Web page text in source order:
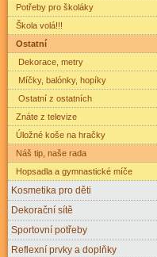
Potřeby pro školáky
Škola volá!!!
Ostatní
Dekorace, metry
Míčky, balónky, hopíky
Ostatní z ostatních
Znáte z televize
Úložné koše na hračky
Náš tip, naše rada
Hopsadla a gymnastické míče
Kosmetika pro děti
Dekorační sítě
Sportovní potřeby
Reflexní prvky a doplňky